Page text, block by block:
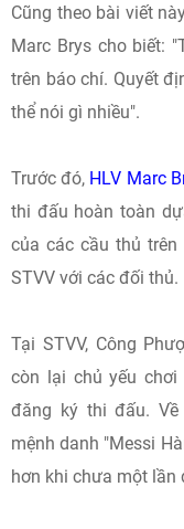
Cũng theo bài viết
Marc Brys cho biết:
trên báo chí. Quyết
thể nói gì nhiều".
Trước đó, HLV Marc
thi đấu hoàn toàn
của các cầu thủ
STVV với các đối thủ.
Tại STVV, Công
còn lại chủ yếu
đăng ký thi đấu. Về
mệnh danh "Messi
hơn khi chưa một lần